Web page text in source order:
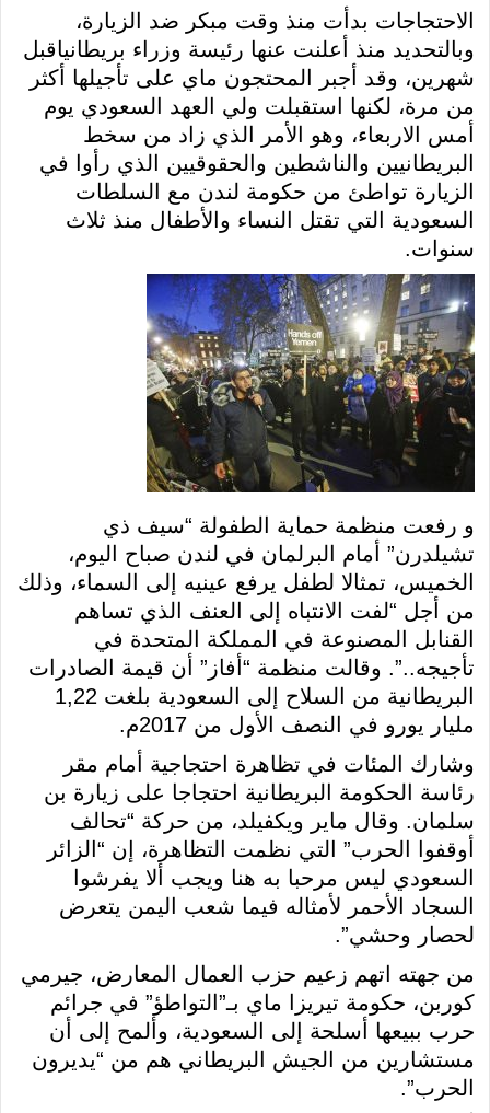
الاحتجاجات بدأت منذ وقت مبكر ضد الزيارة،
وبالتحديد منذ أعلنت عنها رئيسة وزراء بريطانياقبل
شهرين، وقد أجبر المحتجون ماي على تأجيلها أكثر
من مرة، لكنها استقبلت ولي العهد السعودي يوم
أمس الاربعاء، وهو الأمر الذي زاد من سخط
البريطانيين والناشطين والحقوقيين الذي رأوا في
الزيارة تواطئ من حكومة لندن مع السلطات
السعودية التي تقتل النساء والأطفال منذ ثلاث
سنوات.
و رفعت منظمة حماية الطفولة “سيف ذي
تشيلدرن” أمام البرلمان في لندن صباح اليوم،
الخميس، تمثالا لطفل يرفع عينيه إلى السماء، وذلك
من أجل “لفت الانتباه إلى العنف الذي تساهم
القنابل المصنوعة في المملكة المتحدة في
تأجيجه..”. وقالت منظمة “أفاز” أن قيمة الصادرات
البريطانية من السلاح إلى السعودية بلغت 1,22
مليار يورو في النصف الأول من 2017م.
وشارك المئات في تظاهرة احتجاجية أمام مقر
رئاسة الحكومة البريطانية احتجاجا على زيارة بن
سلمان. وقال ماير ويكفيلد، من حركة “تحالف
أوقفوا الحرب” التي نظمت التظاهرة، إن “الزائر
السعودي ليس مرحبا به هنا ويجب ألا يفرشوا
السجاد الأحمر لأمثاله فيما شعب اليمن يتعرض
لحصار وحشي”.
من جهته اتهم زعيم حزب العمال المعارض، جيرمي
كوربن، حكومة تيريزا ماي بـ”التواطؤ” في جرائم
حرب ببيعها أسلحة إلى السعودية، وألمح إلى أن
مستشارين من الجيش البريطاني هم من “يديرون
الحرب”.